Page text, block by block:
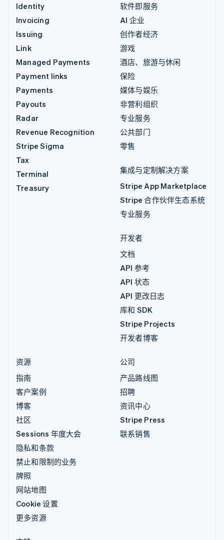
Identity
Invoicing
Issuing
Link
Managed Payments
Payment links
Payments
Payouts
Radar
Revenue Recognition
Stripe Sigma
Tax
Terminal
Treasury
软件即服务
AI 企业
创作者经济
游戏
酒店、旅游与休闲
保险
媒体与娱乐
非营利组织
专业服务
公共部门
零售
集成与定制解决方案
Stripe App Marketplace
Stripe 合作伙伴生态系统
专业服务
开发者
文档
API 参考
API 状态
API 更改日志
库和 SDK
Stripe Projects
开发者博客
资源
指南
客户案例
博客
社区
Sessions 年度大会
隐私和条款
禁止和限制的业务
牌照
网站地图
Cookie 设置
更多资源
公司
产品路线图
招聘
资讯中心
Stripe Press
联系销售